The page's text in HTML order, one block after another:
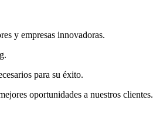
y empresas innovadoras.
para su éxito.
oportunidades a nuestros clientes.